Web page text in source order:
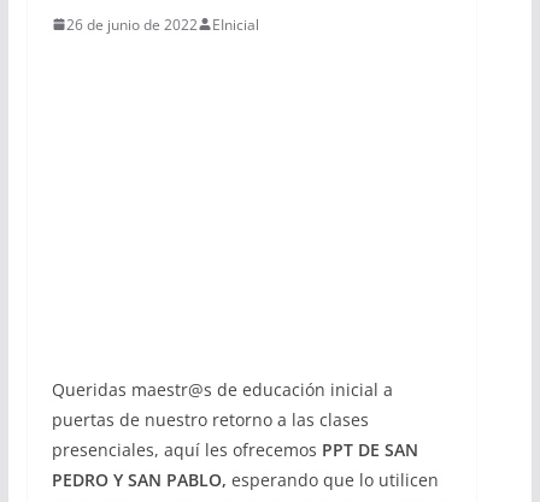
26 de junio de 2022 EInicial
Queridas maestr@s de educación inicial a
puertas de nuestro retorno a las clases
presenciales, aquí les ofrecemos PPT DE SAN
PEDRO Y SAN PABLO, esperando que lo utilicen